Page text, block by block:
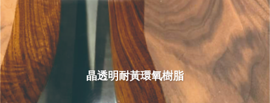
晶透明耐黃環氧樹脂